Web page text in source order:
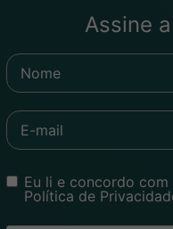
Assine
Eu li e concordo
Política de